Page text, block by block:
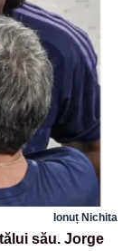
Ionuț Nichita
său. Jorge